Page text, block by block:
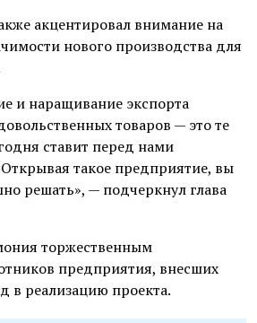
акцентировал внимание на
нового производства для
и наращивание экспорта
товаров — это те
ставит перед нами
такое предприятие, вы
решать», — подчеркнул глава
торжественным
предприятия, внесших
в реализацию проекта.